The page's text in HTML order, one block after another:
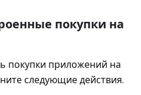
покупки на
покупки приложений на
следующие действия.